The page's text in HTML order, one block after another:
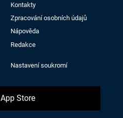
Kontakty
Zpracování osobních údajů
Nápověda
Redakce
Nastavení soukromí
App Store